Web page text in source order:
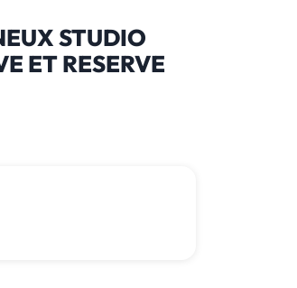
STUDIO
ET RESERVE